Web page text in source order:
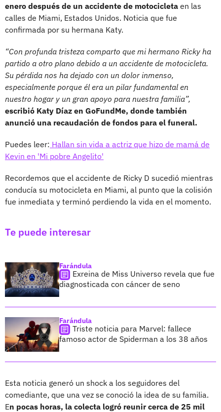
enero después de un accidente de motocicleta en las
calles de Miami, Estados Unidos. Noticia que fue
confirmada por su hermana Katy.
“Con profunda tristeza comparto que mi hermano Ricky ha
partido a otro plano debido a un accidente de motocicleta.
Su pérdida nos ha dejado con un dolor inmenso,
especialmente porque él era un pilar fundamental en
nuestro hogar y un gran apoyo para nuestra familia”,
escribió Katy Díaz en GoFundMe, donde también
anunció una recaudación de fondos para el funeral.
Puedes leer: Hallan sin vida a actriz que hizo de mamá de
Kevin en 'Mi pobre Angelito'
Recordemos que el accidente de Ricky D sucedió mientras
conducía su motocicleta en Miami, al punto que la colisión
fue inmediata y terminó perdiendo la vida en el momento.
Te puede interesar
Farándula
Exreina de Miss Universo revela que fue
diagnosticada con cáncer de seno
Farándula
Triste noticia para Marvel: fallece
famoso actor de Spiderman a los 38 años
Esta noticia generó un shock a los seguidores del
comediante, que una vez se conoció la idea de su familia.
En pocas horas, la colecta logró reunir cerca de 25 mil